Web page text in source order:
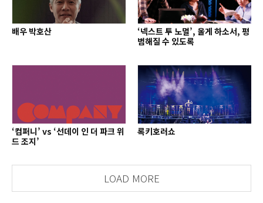
배우 박호산
‘넥스트 투 노멀’, 울게 하소서, 평
범해질 수 있도록
‘컴퍼니’ vs ‘선데이 인 더 파크 위
드 조지’
록키호러쇼
LOAD MORE